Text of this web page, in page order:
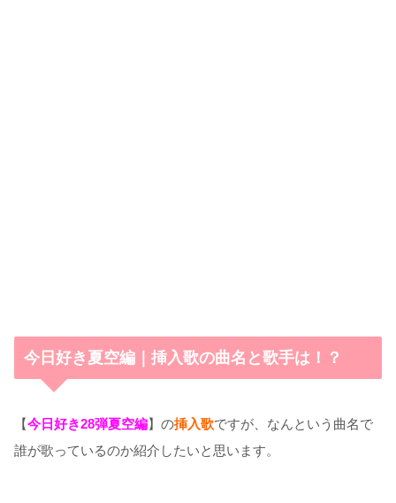
今日好き夏空編｜挿入歌の曲名と歌手は！？
【今日好き28弾夏空編】の挿入歌ですが、なんという曲名で
誰が歌っているのか紹介したいと思います。